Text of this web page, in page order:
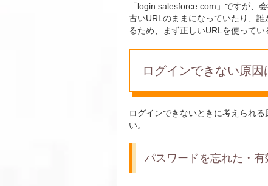
「login.salesforce.com」ですが、
古いURLのままになっていたり、
るため、まず正しいURLを使ってい
ログインできない原因
ログインできないときに考えられ
い。
パスワードを忘れた・